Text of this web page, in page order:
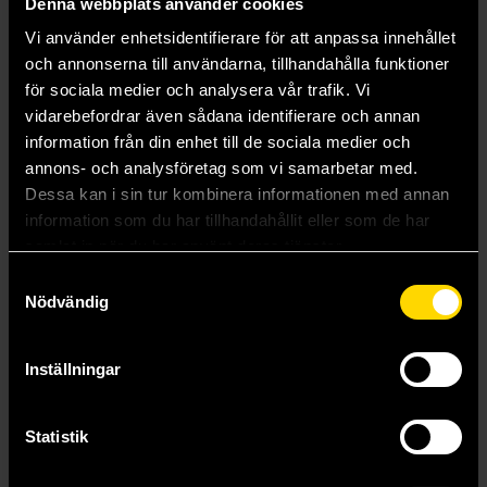
Vi använder enhetsidentifierare för att anpassa innehållet
och annonserna till användarna, tillhandahålla funktioner
för sociala medier och analysera vår trafik. Vi
vidarebefordrar även sådana identifierare och annan
information från din enhet till de sociala medier och
annons- och analysföretag som vi samarbetar med.
Dessa kan i sin tur kombinera informationen med annan
information som du har tillhandahållit eller som de har
Nödvändig
Inställningar
Statistik
King's Maker, Volume 3